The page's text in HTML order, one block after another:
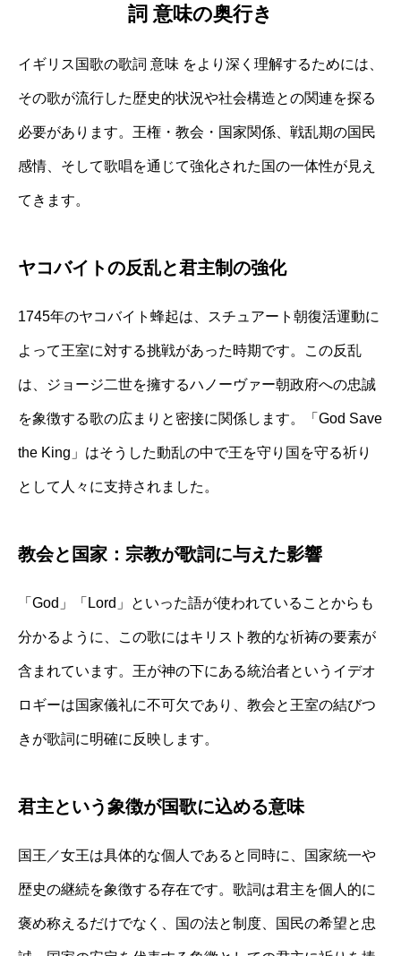
詞 意味の奥行き
イギリス国歌の歌詞 意味 をより深く理解するためには、
その歌が流行した歴史的状況や社会構造との関連を探る
必要があります。王権・教会・国家関係、戦乱期の国民
感情、そして歌唱を通じて強化された国の一体性が見え
てきます。
ヤコバイトの反乱と君主制の強化
1745年のヤコバイト蜂起は、スチュアート朝復活運動に
よって王室に対する挑戦があった時期です。この反乱
は、ジョージ二世を擁するハノーヴァー朝政府への忠誠
を象徴する歌の広まりと密接に関係します。「God Save
the King」はそうした動乱の中で王を守り国を守る祈り
として人々に支持されました。
教会と国家：宗教が歌詞に与えた影響
「God」「Lord」といった語が使われていることからも
分かるように、この歌にはキリスト教的な祈祷の要素が
含まれています。王が神の下にある統治者というイデオ
ロギーは国家儀礼に不可欠であり、教会と王室の結びつ
きが歌詞に明確に反映します。
君主という象徴が国歌に込める意味
国王／女王は具体的な個人であると同時に、国家統一や
歴史の継続を象徴する存在です。歌詞は君主を個人的に
褒め称えるだけでなく、国の法と制度、国民の希望と忠